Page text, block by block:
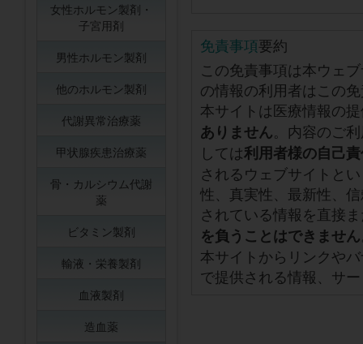
免責事項要約
この免責事項は本ウェ
の情報の利用者はこの
本サイトは医療情報の
ありません。内容のご
しては利用者様の自己
されるウェブサイトと
性、真実性、最新性、
されている情報を直接
を負うことはできません
本サイトからリンクや
で提供される情報、サ
女性ホルモン製剤・
子宮用剤
男性ホルモン製剤
他のホルモン製剤
代謝異常治療薬
甲状腺疾患治療薬
骨・カルシウム代謝
薬
ビタミン製剤
輸液・栄養製剤
血液製剤
造血薬